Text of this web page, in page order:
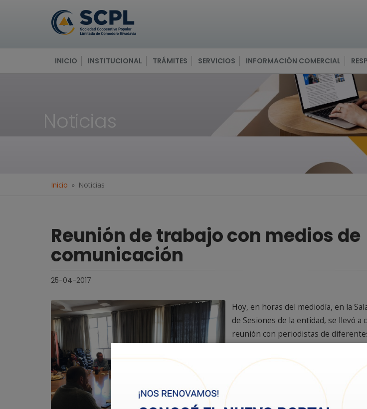
INICIO INSTITUCIONAL TRÁMITES SERVICIOS INFORMACIÓN COMERCIAL
Noticias
Inicio Noticias
Reunión de trabajo con medios de
comunicación
25-04-2017
Hoy, en horas del mediodía, en la
de Sesiones de la entidad, se llevó a
reunión con periodistas de
interiorizarlos sobre el estado de
servicios básicos que presta la SCPL.
Participaron del encuentro el